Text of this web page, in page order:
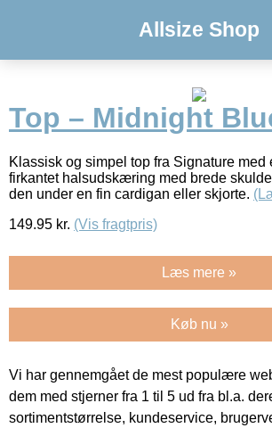
Allsize Shop
Top – Midnight
Klassisk og simpel top fra Signature med
firkantet halsudskæring med brede
den under en fin cardigan eller skjorte.
149.95 kr. (Vis fragtpris)
Læs mere »
Køb nu »
Vi har gennemgået de mest populære
dem med stjerner fra 1 til 5 ud fra bl.a.
sortimentstørrelse, kundeservice,